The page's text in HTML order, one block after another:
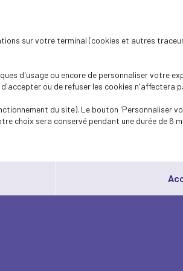
sur votre terminal (cookies et autres
d'usage ou encore de personnaliser votre
ou de refuser les cookies n'affectera
du site). Le bouton 'Personnaliser
choix sera conservé pendant une durée de 6